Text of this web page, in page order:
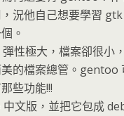
況他自己想要學習 gtk
。
性極大，檔案卻很小
的檔案總管。gentoo
些功能!!!
文版，並把它包成